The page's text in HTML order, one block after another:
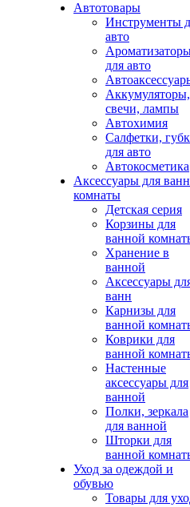
Автотовары
Инструменты
авто
для авто
Аккумуляторы,
свечи, лампы
Автохимия
Салфетки,
для авто
Автокосметика
Аксессуары для
комнаты
Детская серия
Корзины для
ванной
Хранение в
ванной
Аксессуары
ванн
Карнизы для
ванной
Коврики для
ванной
Настенные
аксессуары для
ванной
Полки, зеркала
для ванной
Шторки для
ванной
Уход за одеждой и
обувью
Товары для